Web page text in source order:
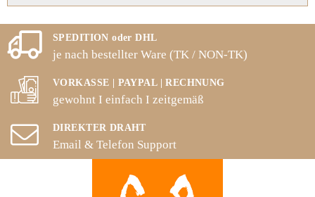
SPEDITION oder DHL
je nach bestellter Ware (TK / NON-TK)
VORKASSE | PAYPAL | RECHNUNG
gewohnt I einfach I zeitgemäß
DIREKTER DRAHT
Email & Telefon Support